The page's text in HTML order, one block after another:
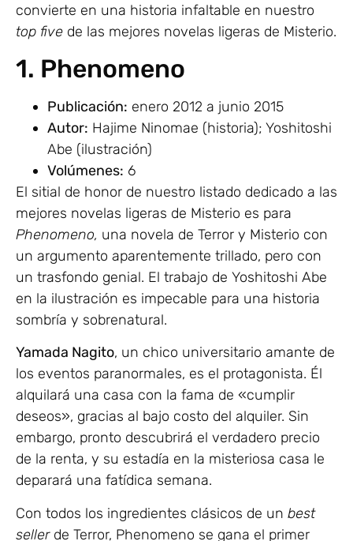
convierte en una historia infaltable en nuestro
top five de las mejores novelas ligeras de Misterio.
1. Phenomeno
Publicación: enero 2012 a junio 2015
Autor: Hajime Ninomae (historia); Yoshitoshi
Abe (ilustración)
Volúmenes: 6
El sitial de honor de nuestro listado dedicado a las
mejores novelas ligeras de Misterio es para
Phenomeno, una novela de Terror y Misterio con
un argumento aparentemente trillado, pero con
un trasfondo genial. El trabajo de Yoshitoshi Abe
en la ilustración es impecable para una historia
sombría y sobrenatural.
Yamada Nagito, un chico universitario amante de
los eventos paranormales, es el protagonista. Él
alquilará una casa con la fama de «cumplir
deseos», gracias al bajo costo del alquiler. Sin
embargo, pronto descubrirá el verdadero precio
de la renta, y su estadía en la misteriosa casa le
deparará una fatídica semana.
Con todos los ingredientes clásicos de un best
sellerde Terror, Phenomeno se gana el primer